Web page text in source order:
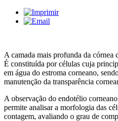
A camada mais profunda da córnea
É constituída por células cuja
em água do estroma corneano,
manutenção da transparência
A observação do endotélio
permite analisar a morfologia das
contagem, avaliando o grau de